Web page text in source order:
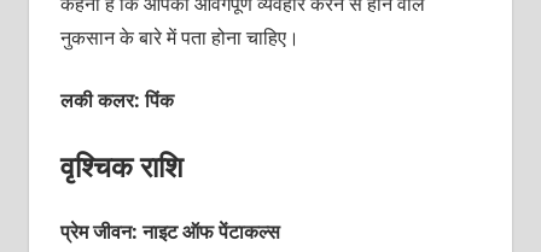
नुकसान के बारे में पता होना चाहिए।
लकी कलर: पिंक
वृश्चिक राशि
प्रेम जीवन: नाइट ऑफ पेंटाकल्‍स